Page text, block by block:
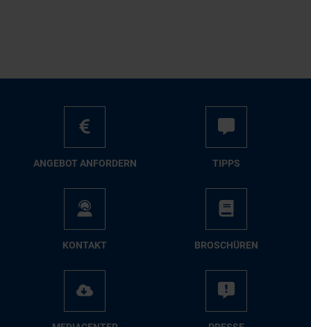
AN­GE­BOT AN­FOR­DERN TIPPS
KON­TAKT BRO­SCHÜ­REN